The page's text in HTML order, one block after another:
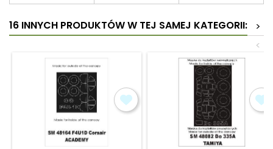
16 INNYCH PRODUKTÓW W TEJ SAMEJ KATEGORII:
>
<